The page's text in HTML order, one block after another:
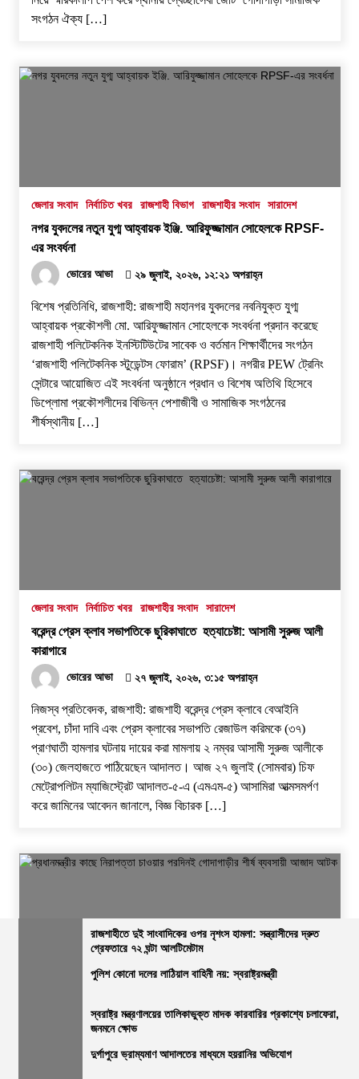
সংগঠন ঐক্য […]
জেলার সংবাদ নির্বাচিত খবর রাজশাহী বিভাগ রাজশাহীর সংবাদ সারাদেশ
নগর যুবদলের নতুন যুগ্ম আহ্বায়ক ইঞ্জি. আরিফুজ্জামান সোহেলকে RPSF-
এর সংবর্ধনা
ভোরের আভা ২৯ জুলাই, ২০২৬, ১২:২১ অপরাহ্ন
বিশেষ প্রতিনিধি, রাজশাহী: রাজশাহী মহানগর যুবদলের নবনিযুক্ত যুগ্ম
আহ্বায়ক প্রকৌশলী মো. আরিফুজ্জামান সোহেলকে সংবর্ধনা প্রদান করেছে
রাজশাহী পলিটেকনিক ইনস্টিটিউটের সাবেক ও বর্তমান শিক্ষার্থীদের সংগঠন
‘রাজশাহী পলিটেকনিক স্টুডেন্টস ফোরাম’ (RPSF)। ​নগরীর PEW ট্রেনিং
সেন্টারে আয়োজিত এই সংবর্ধনা অনুষ্ঠানে প্রধান ও বিশেষ অতিথি হিসেবে
ডিপ্লোমা প্রকৌশলীদের বিভিন্ন পেশাজীবী ও সামাজিক সংগঠনের
শীর্ষস্থানীয় […]
জেলার সংবাদ নির্বাচিত খবর রাজশাহীর সংবাদ সারাদেশ
বরেন্দ্র প্রেস ক্লাব সভাপতিকে ছুরিকাঘাতে হত্যাচেষ্টা: আসামী সুরুজ আলী
কারাগারে
ভোরের আভা ২৭ জুলাই, ২০২৬, ৩:১৫ অপরাহ্ন
নিজস্ব প্রতিবেদক, রাজশাহী: ​রাজশাহী বরেন্দ্র প্রেস ক্লাবে বেআইনি
প্রবেশ, চাঁদা দাবি এবং প্রেস ক্লাবের সভাপতি রেজাউল করিমকে (৩৭)
প্রাণঘাতী হামলার ঘটনায় দায়ের করা মামলায় ২ নম্বর আসামী সুরুজ আলীকে
(৩০) জেলহাজতে পাঠিয়েছেন আদালত। ​আজ ২৭ জুলাই (সোমবার) চিফ
মেট্রোপলিটন ম্যাজিস্ট্রেট আদালত-৫-এ (এমএম-৫) আসামিরা আত্মসমর্পণ
করে জামিনের আবেদন জানালে, বিজ্ঞ বিচারক […]
প্রধানমন্ত্রীর কাছে নিরাপত্তা চাওয়ার পরদিনই গোদাগাড়ীর শীর্ষ ব্যবসায়ী
ভোরের আভা ২০ জুলাই, ২০২৬, ১:১৫ অপরাহ্ন
রাজশাহীতে দুই সাংবাদিকের ওপর নৃশংস হামলা: সন্ত্রাসীদের দ্রুত
গ্রেফতারে ৭২ ঘন্টা আলটিমেটাম
পুলিশ কোনো দলের লাঠিয়াল বাহিনী নয়: স্বরাষ্ট্রমন্ত্রী
স্বরাষ্ট্র মন্ত্রণালয়ের তালিকাভুক্ত মাদক কারবারির প্রকাশ্যে চলাফেরা,
জনমনে ক্ষোভ
দুর্গাপুরে ভ্রাম্যমাণ আদালতের মাধ্যমে হয়রানির অভিযোগ